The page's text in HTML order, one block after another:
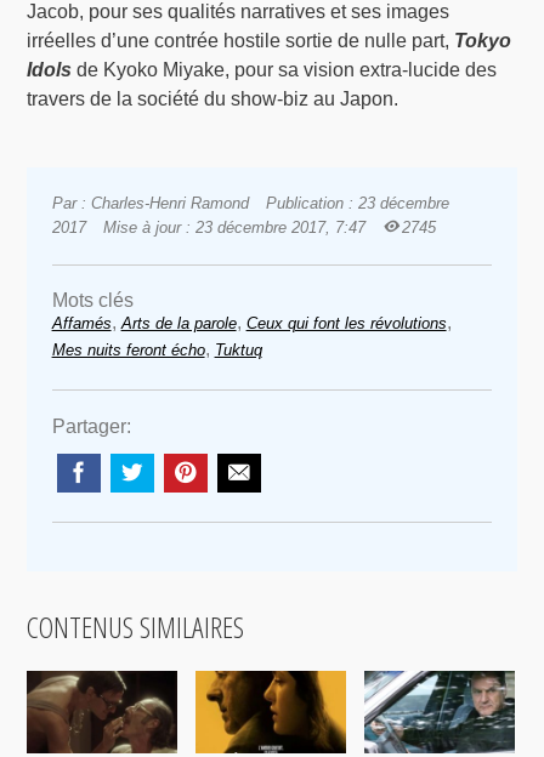
Jacob, pour ses qualités narratives et ses images
irréelles d’une contrée hostile sortie de nulle part, Tokyo
Idols de Kyoko Miyake, pour sa vision extra-lucide des
travers de la société du show-biz au Japon.
Par : Charles-Henri Ramond
Publication : 23 décembre
2017
Mise à jour : 23 décembre 2017, 7:47 2745
Mots clés
Affamés, Arts de la parole, Ceux qui font les révolutions,
Mes nuits feront écho, Tuktuq
Partager:
CONTENUS SIMILAIRES